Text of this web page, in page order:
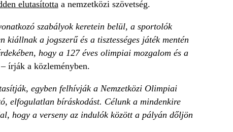
elutasította a nemzetközi szövetség.
szabályok keretein belül, a sportolók
a jogszerű és a tisztességes játék mentén
hogy a 127 éves olimpiai mozgalom és a
– írják a közleményben.
egyben felhívják a Nemzetközi Olimpiai
elfogulatlan bíráskodást. Célunk a mindenkire
hogy a verseny az indulók között a pályán dőljön